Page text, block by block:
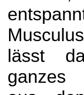
lässt
ganzes